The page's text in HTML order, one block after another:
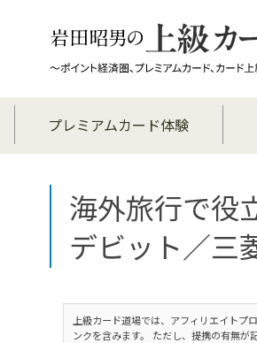
プレミアムカード体験
海外旅行で役
デビット／三
上級カード道場では、アフィリエイトプ
ンクを含みます。 ただし、提携の有無が